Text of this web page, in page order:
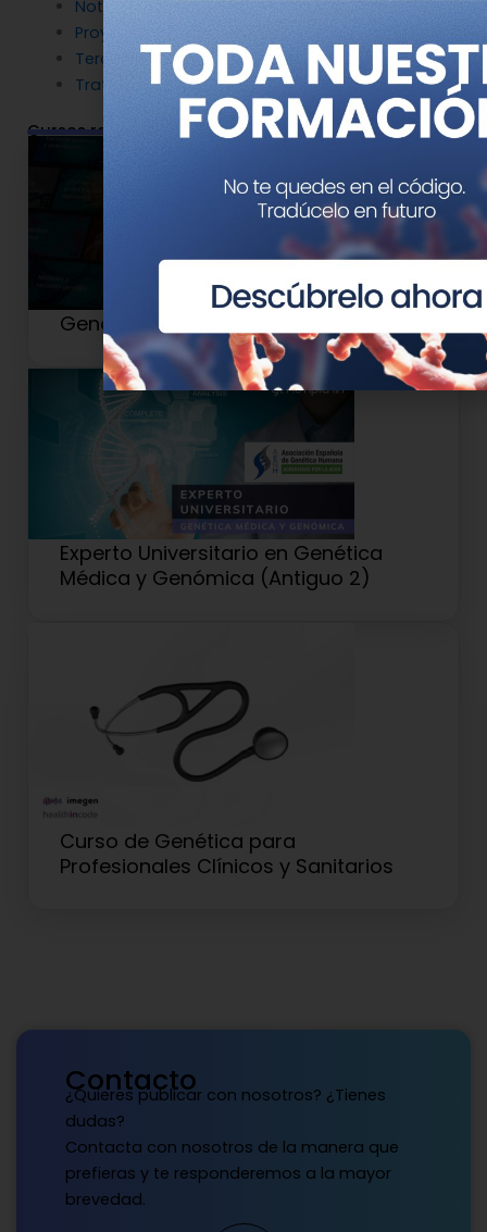
Noticias patrocinadas
Proyectos
Terapia Génica
Tratamientos
Cursos relacionados
Genotipia TV
Experto Universitario en Genética
Médica y Genómica (Antiguo 2)
Curso de Genética para
Profesionales Clínicos y Sanitarios
Contacto
¿Quieres publicar con nosotros? ¿Tienes
dudas?
Contacta con nosotros de la manera que
prefieras y te responderemos a la mayor
brevedad.